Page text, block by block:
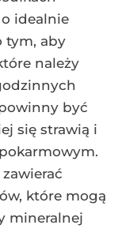
idealnie
tym, aby
należy
być
się strawią i
które mogą
mineralnej